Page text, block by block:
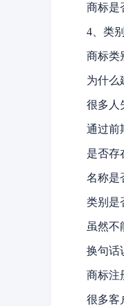
商标是
4、类
商标类
为什么
很多人
通过前
是否存
名称是
类别是
虽然不
换句话
商标注
很多客